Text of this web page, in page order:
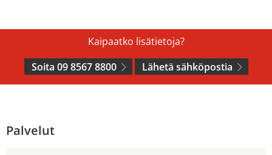
Kaipaatko lisätietoja?
Soita 09 8567 8800
Lähetä sähköpostia
Palvelut